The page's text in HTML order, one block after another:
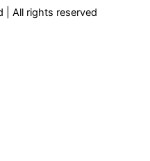
All rights reserved